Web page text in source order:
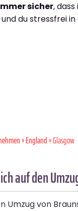
sicher,
du stressfrei
»England» Glasgow
auf den
Umzug von